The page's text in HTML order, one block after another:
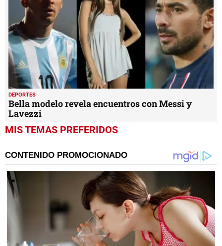
DEPORTES
Bella modelo revela encuentros con Messi y
Lavezzi
MIS TEMAS PREFERIDOS